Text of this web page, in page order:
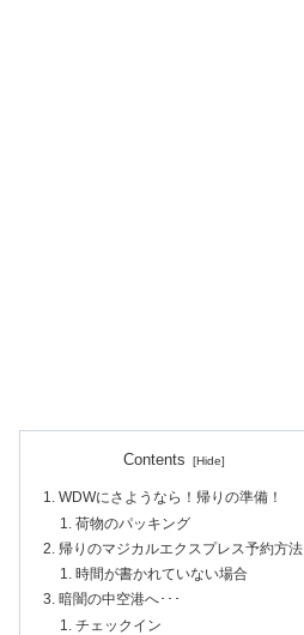
Contents
WDWにさようなら！帰りの準備！
荷物のパッキング
帰りのマジカルエクスプレス予約方法
時間が書かれていない場合
暗闇の中空港へ･･･
チェックイン